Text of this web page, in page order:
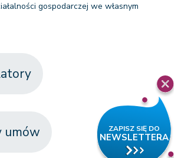
gospodarczej we własnym
umów